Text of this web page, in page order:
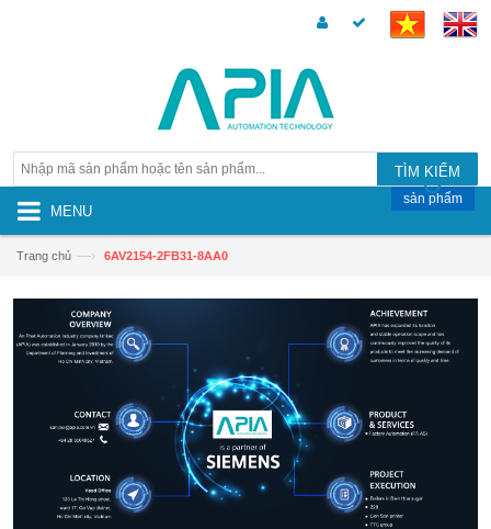
TÌM KIẾM
MENU
sản phẩm
Trang chủ —› 6AV2154-2FB31-8AA0